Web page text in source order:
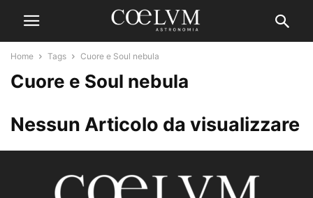
Home Tags Cuore e Soul nebula
Cuore e Soul nebula
Nessun Articolo da visualizzare